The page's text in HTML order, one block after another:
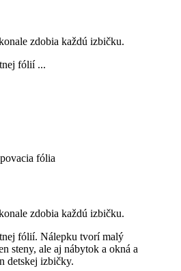
zdobia každú izbičku.
fólií ...
fólia
zdobia každú izbičku.
fólií. Nálepku tvorí malý
steny, ale aj nábytok a okná a
detskej izbičky.